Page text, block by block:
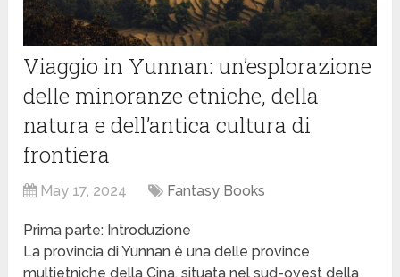
Viaggio in Yunnan: un’esplorazione
delle minoranze etniche, della
natura e dell’antica cultura di
frontiera
May 17, 2024 Fantasy Books
Prima parte: Introduzione
La provincia di Yunnan è una delle province
multietniche della Cina, situata nel sud-ovest della